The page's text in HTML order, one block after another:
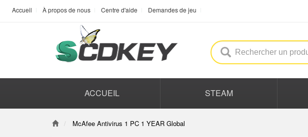
Accueil À propos de nous Centre d'aide Demandes de jeu
ACCUEIL STEAM
McAfee Antivirus 1 PC 1 YEAR Global